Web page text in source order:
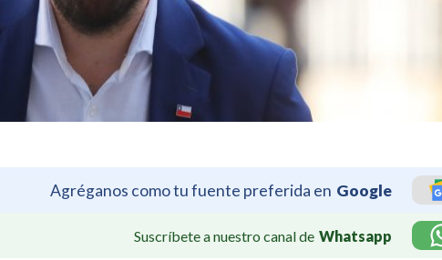
Agréganos como tu fuente preferida en Google
Suscríbete a nuestro canal de Whatsapp